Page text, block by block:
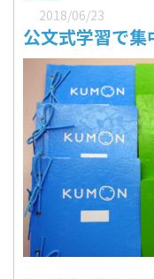
2018/06/23
公文式学習で集